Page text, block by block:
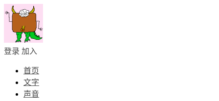
登录 加入
首页
文字
声音